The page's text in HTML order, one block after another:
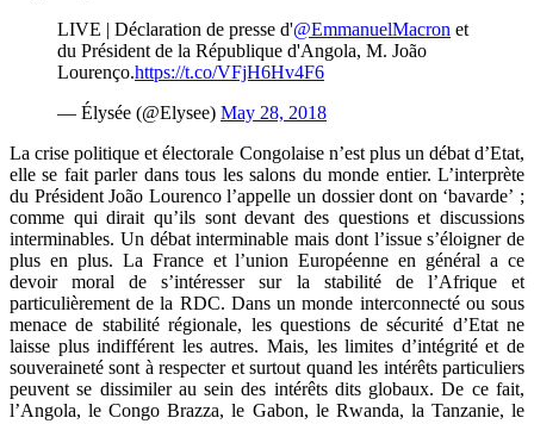
LIVE | Déclaration de presse d'@EmmanuelMacron et
du Président de la République d'Angola, M. João
Lourenço.https://t.co/VFjH6Hv4F6
— Élysée (@Elysee) May 28, 2018
La crise politique et électorale Congolaise n’est plus un débat d’Etat,
elle se fait parler dans tous les salons du monde entier. L’interprète
du Président João Lourenco l’appelle un dossier dont on ‘bavarde’ ;
comme qui dirait qu’ils sont devant des questions et discussions
interminables. Un débat interminable mais dont l’issue s’éloigner de
plus en plus. La France et l’union Européenne en général a ce
devoir moral de s’intéresser sur la stabilité de l’Afrique et
particulièrement de la RDC. Dans un monde interconnecté ou sous
menace de stabilité régionale, les questions de sécurité d’Etat ne
laisse plus indifférent les autres. Mais, les limites d’intégrité et de
souveraineté sont à respecter et surtout quand les intérêts particuliers
peuvent se dissimiler au sein des intérêts dits globaux. De ce fait,
l’Angola, le Congo Brazza, le Gabon, le Rwanda, la Tanzanie, le